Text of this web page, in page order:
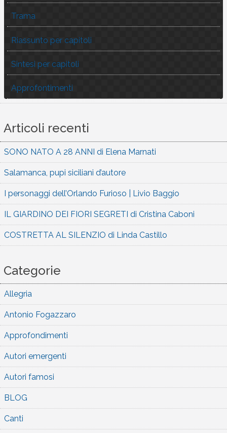
Trama
Riassunto per capitoli
Sintesi per capitoli
Approfontimenti
Articoli recenti
SONO NATO A 28 ANNI di Elena Marnati
Salamanca, pupi siciliani d’autore
I personaggi dell’Orlando Furioso | Livio Baggio
IL GIARDINO DEI FIORI SEGRETI di Cristina Caboni
COSTRETTA AL SILENZIO di Linda Castillo
Categorie
Allegria
Antonio Fogazzaro
Approfondimenti
Autori emergenti
Autori famosi
BLOG
Canti